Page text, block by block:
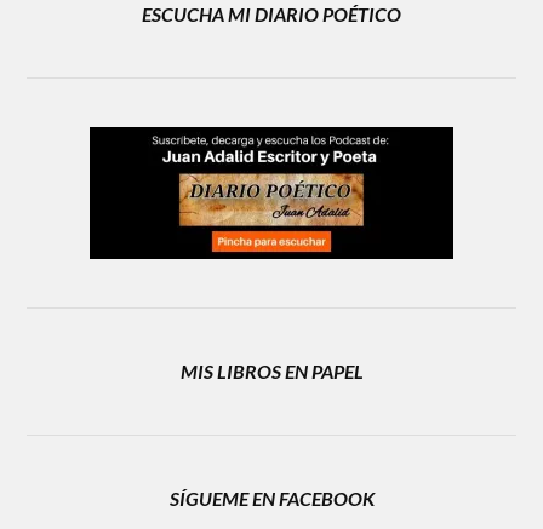
ESCUCHA MI DIARIO POÉTICO
MIS LIBROS EN PAPEL
SÍGUEME EN FACEBOOK